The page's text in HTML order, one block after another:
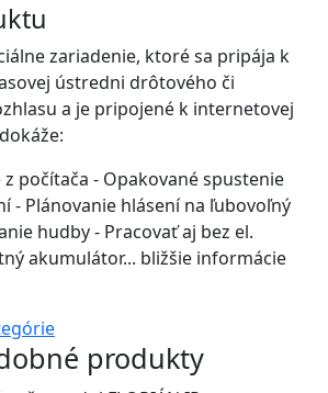
zariadenie, ktoré sa pripája k
ústredni drôtového či
a je pripojené k internetovej
počítača - Opakované spustenie
- Plánovanie hlásení na ľubovoľný
hudby - Pracovať aj bez el.
akumulátor... bližšie informácie
produkty